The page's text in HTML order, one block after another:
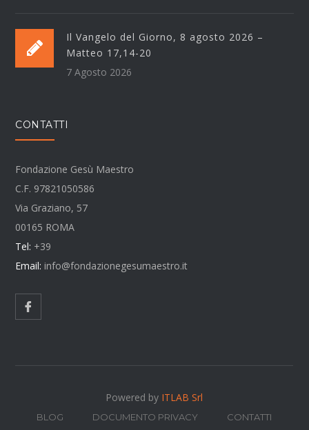
Il Vangelo del Giorno, 8 agosto 2026 –
Matteo 17,14-20
7 Agosto 2026
CONTATTI
Fondazione Gesù Maestro
C.F. 97821050586
Via Graziano, 57
00165 ROMA
Tel: +39
Email: info@fondazionegesumaestro.it
Powered by ITLAB Srl
BLOG DOCUMENTO PRIVACY CONTATTI